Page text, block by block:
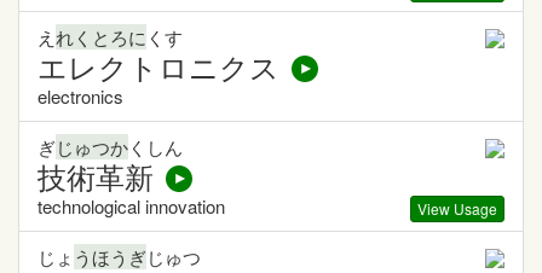
え れくとろに くす
エレクトロニクス
electronics
ぎじゅつかくしん
技術革新
View Usage
technological innovation
じょ うほうぎじゅつ